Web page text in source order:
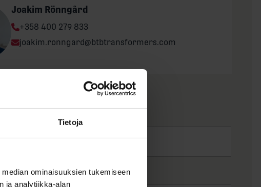
Tietoja
ominaisuuksien tukemiseen
ja analytiikka-alan
Joakim Rönngård
Phone:
+358 400 279 833
Email:
joakim.ronngard@btbtransformers.com